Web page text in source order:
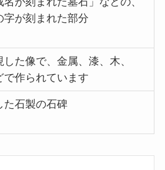
字が刻まれた部分
た像で、金属、漆、木、
で作られています
た石製の石碑